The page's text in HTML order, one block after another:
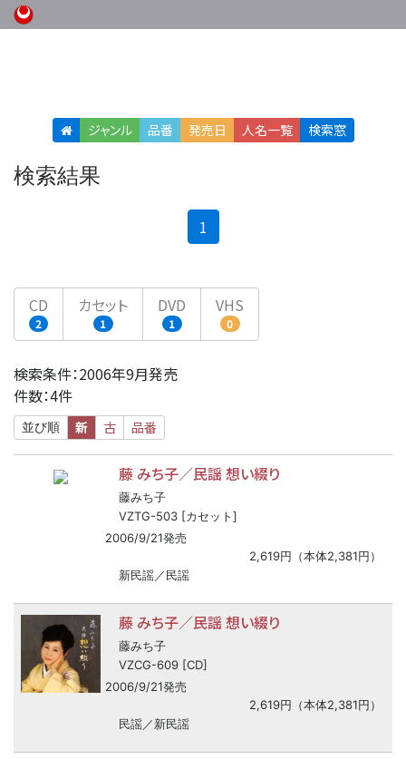
ジャンル 品番 発売日 人名一覧 検索窓
検索結果
1
CD
2
カセット
1
DVD
1
VHS
0
検索条件：2006年9月発売
件数：4件
並び順 新 古 品番
藤 みち子／民謡 想い綴り
藤みち子
VZTG-503 [カセット]
2006/9/21発売
2,619円（本体2,381円）
新民謡／民謡
藤 みち子／民謡 想い綴り
藤みち子
VZCG-609 [CD]
2006/9/21発売
2,619円（本体2,381円）
民謡／新民謡